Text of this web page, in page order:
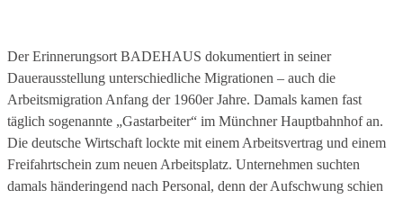
Der Erinnerungsort BADEHAUS dokumentiert in seiner
Dauerausstellung unterschiedliche Migrationen – auch die
Arbeitsmigration Anfang der 1960er Jahre. Damals ka­men fast
täglich sogenannte „Gastarbeiter“ im Münch­ner Hauptbahnhof an.
Die deutsche Wirtschaft lockte mit einem Arbeitsvertrag und einem
Freifahrtschein zum neuen Arbeitsplatz. Unternehmen suchten
damals händeringend nach Personal, denn der Aufschwung schien